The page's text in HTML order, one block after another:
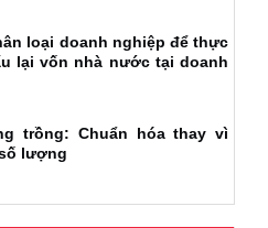
loại doanh nghiệp để thực
lại vốn nhà nước tại doanh
trồng: Chuẩn hóa thay vì
lượng